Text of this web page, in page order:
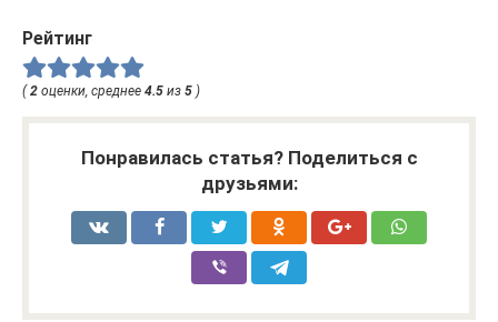
Рейтинг
(2 оценки, среднее 4.5 из 5 )
Понравилась статья? Поделиться с
друзьями: